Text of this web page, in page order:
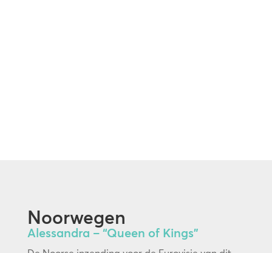
Noorwegen
Alessandra – “Queen of Kings”